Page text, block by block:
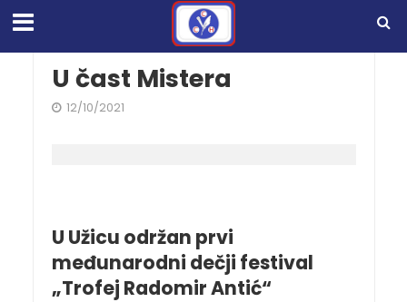
U čast Mistera
12/10/2021
U Užicu održan prvi
međunarodni dečji festival
„Trofej RadomirAntić“